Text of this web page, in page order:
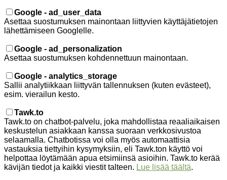
Google - ad_user_data
Asettaa suostumuksen mainontaan liittyvien käyttäjätietojen
lähettämiseen Googlelle.
Google - ad_personalization
Asettaa suostumuksen kohdennettuun mainontaan.
Google - analytics_storage
Sallii analytiikkaan liittyvän tallennuksen (kuten evästeet),
esim. vierailun kesto.
Tawk.to
Tawk.to on chatbot-palvelu, joka mahdollistaa reaaliaikaisen
keskustelun asiakkaan kanssa suoraan verkkosivustoa
selaamalla. Chatbotissa voi olla myös automaattisia
vastauksia tiettyihin kysymyksiin, eli Tawk.ton käyttö voi
helpottaa löytämään apua etsimiinsä asioihin. Tawk.to kerää
kävijän tiedot ja kaikki viestit talteen. Lue lisää täältä.